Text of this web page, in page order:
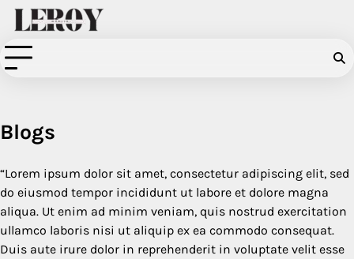
Skip
content
Blogs
“Lorem ipsum dolor sit amet, consectetur adipiscing elit, sed
do eiusmod tempor incididunt ut labore et dolore magna
aliqua. Ut enim ad minim veniam, quis nostrud exercitation
ullamco laboris nisi ut aliquip ex ea commodo consequat.
Duis aute irure dolor in reprehenderit in voluptate velit esse